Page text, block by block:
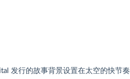
发行的故事背景设置在太空的快节奏